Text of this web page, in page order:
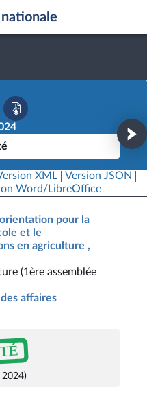
XML
Version JSON
Word/LibreOffice
pour la
et le
en agriculture ,
(1ère assemblée
affaires